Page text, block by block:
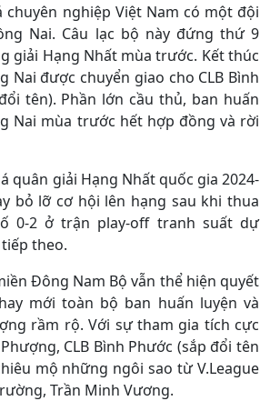
chuyên nghiệp Việt Nam có một đội
Nai. Câu lạc bộ này đứng thứ 9
giải Hạng Nhất mùa trước. Kết thúc
Nai được chuyển giao cho CLB Bình
tên). Phần lớn cầu thủ, ban huấn
Nai mùa trước hết hợp đồng và rời
quân giải Hạng Nhất quốc gia 2024-
bỏ lỡ cơ hội lên hạng sau khi thua
0-2 ở trận play-off tranh suất dự
theo.
Đông Nam Bộ vẫn thể hiện quyết
mới toàn bộ ban huấn luyện và
rầm rộ. Với sự tham gia tích cực
CLB Bình Phước (sắp đổi tên
mộ những ngôi sao từ V.League
Trần Minh Vương.